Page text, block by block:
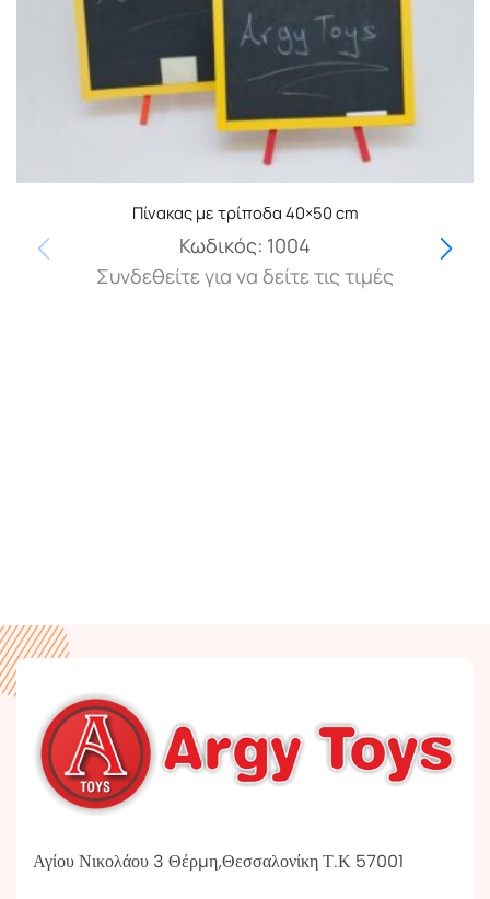
Πίνακας με τρίποδα 40×50 cm
Κωδικός: 1004
Συνδεθείτε για να δείτε τις τιμές
Αγίου Νικολάου 3 Θέρμη,Θεσσαλονίκη Τ.Κ 57001